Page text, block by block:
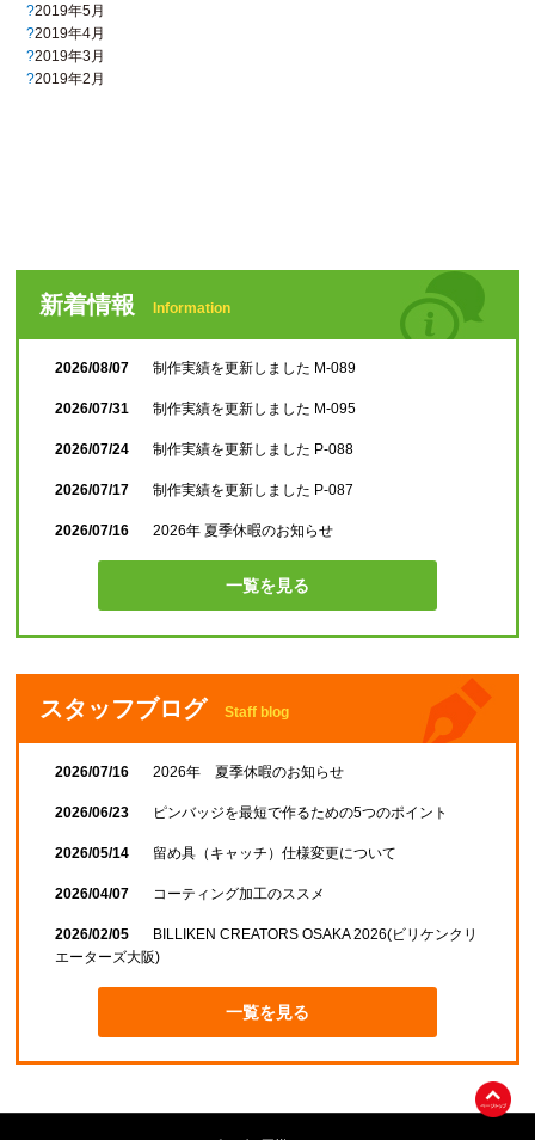
2019年5月
2019年4月
2019年3月
2019年2月
新着情報 Information
2026/08/07 制作実績を更新しました M-089
2026/07/31 制作実績を更新しました M-095
2026/07/24 制作実績を更新しました P-088
2026/07/17 制作実績を更新しました P-087
2026/07/16 2026年 夏季休暇のお知らせ
一覧を見る
スタッフブログ Staff blog
2026/07/16 2026年 夏季休暇のお知らせ
2026/06/23 ピンバッジを最短で作るための5つのポイント
2026/05/14 留め具（キャッチ）仕様変更について
2026/04/07 コーティング加工のススメ
2026/02/05
BILLIKEN CREATORS OSAKA 2026(ビリケンクリ
エーターズ大阪)
一覧を見る